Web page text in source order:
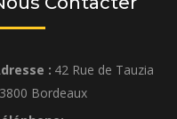
: 42 Rue de Tauzia
Bordeaux